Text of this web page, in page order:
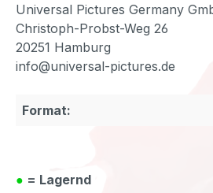
Universal Pictures Germany
Christoph-Probst-Weg 26
20251 Hamburg
info@universal-pictures.de
Format:
● = Lagernd